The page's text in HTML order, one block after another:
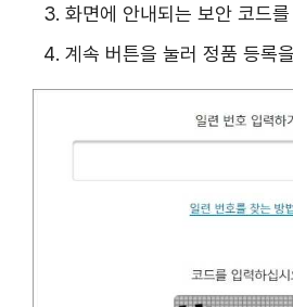
화면에 안내되는 보안 코드
계속 버튼을 눌러 정품 등록